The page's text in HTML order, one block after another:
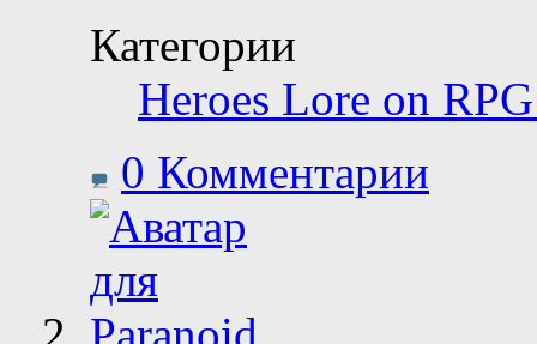
Категории
Heroes Lore on
0 Комментарии